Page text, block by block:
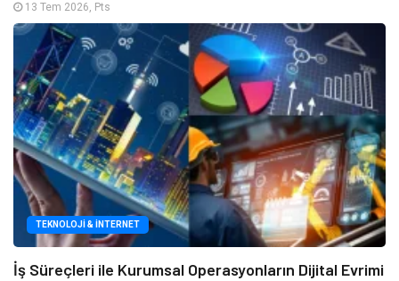
13 Tem 2026, Pts
TEKNOLOJI & İNTERNET
İş Süreçleri ile Kurumsal Operasyonların Dijital Evrimi